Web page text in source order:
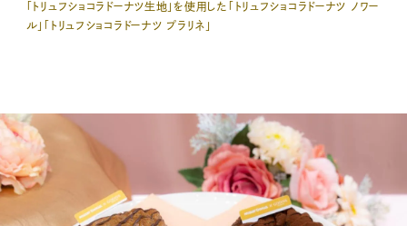
「トリュフショコラドーナツ生地」を使用した「トリュフショコラドーナツ ノワー
ル」「トリュフショコラドーナツ プラリネ」